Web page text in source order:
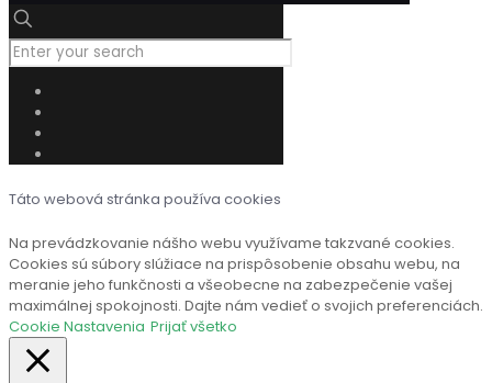
Táto webová stránka používa cookies
Na prevádzkovanie nášho webu využívame takzvané cookies.
Cookies sú súbory slúžiace na prispôsobenie obsahu webu, na
meranie jeho funkčnosti a všeobecne na zabezpečenie vašej
maximálnej spokojnosti. Dajte nám vedieť o svojich preferenciách.
Cookie Nastavenia Prijať všetko